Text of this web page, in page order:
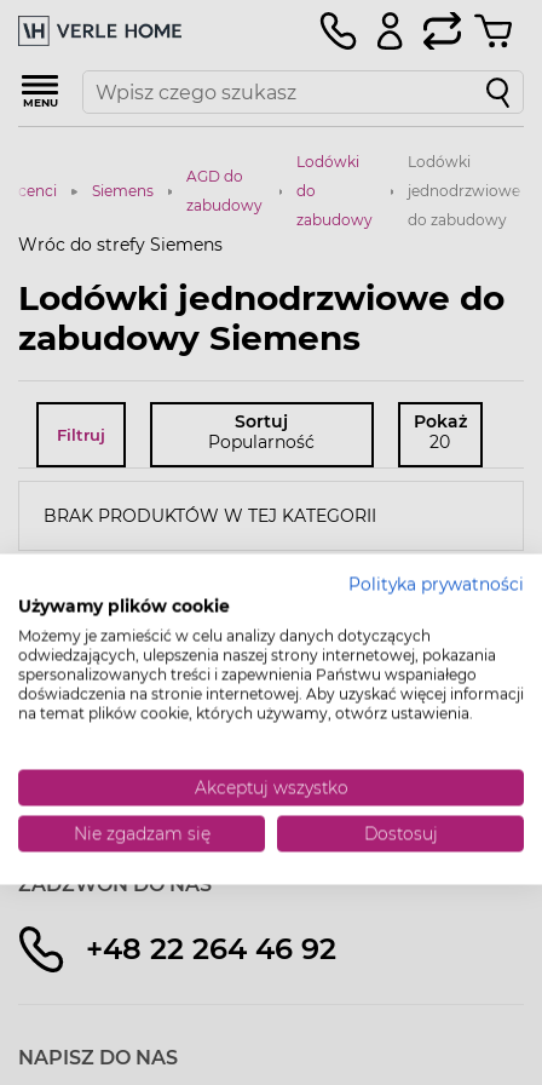
MENU
Siemens
AGD do
zabudowy
Lodówki
do
zabudowy
Lodówki
jednodrzwiowe
do zabudowy
Wróc do strefy Siemens
Lodówki jednodrzwiowe do
zabudowy Siemens
Filtruj
Sortuj
Popularność
Pokaż
20
BRAK PRODUKTÓW W TEJ KATEGORII
OFERTA
INFORMACJE
ZADZWOŃ DO NAS
+48 22 264 46 92
NAPISZ DO NAS
Polityka prywatności
Używamy plików cookie
Możemy je zamieścić w celu analizy danych dotyczących
odwiedzających, ulepszenia naszej strony internetowej, pokazania
spersonalizowanych treści i zapewnienia Państwu wspaniałego
doświadczenia na stronie internetowej. Aby uzyskać więcej informacji
na temat plików cookie, których używamy, otwórz ustawienia.
Akceptuj wszystko
Nie zgadzam się Dostosuj